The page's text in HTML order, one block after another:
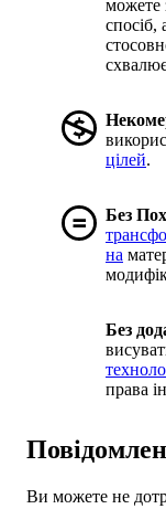
можете
цілей.
Без
на
Без
права
Ви можете не